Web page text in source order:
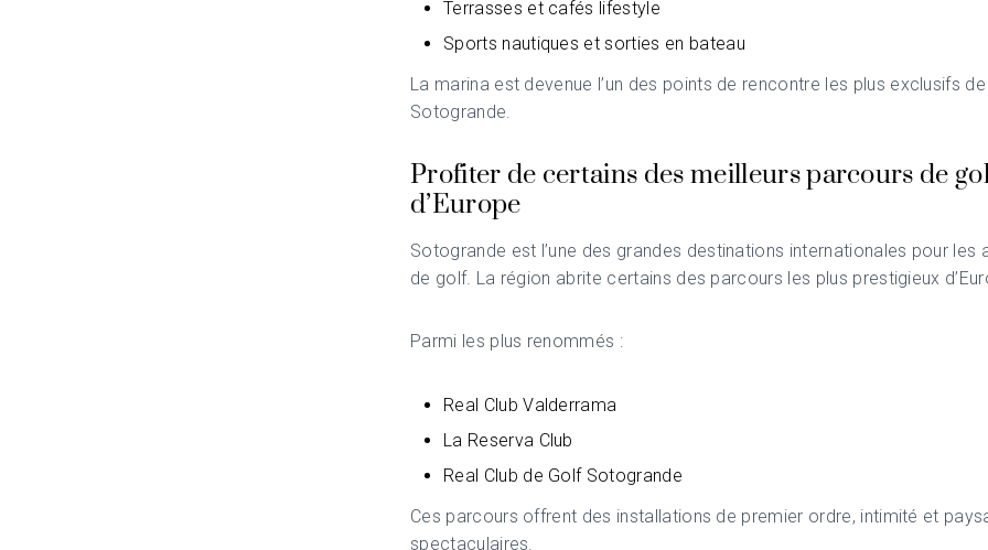
Terrasses et cafés lifestyle
Sports nautiques et sorties en bateau
La marina est devenue l’un des points de rencontre les plus exclusifs de
Sotogrande.
Profiter de certains des meilleurs parcours de
d’Europe
Sotogrande est l’une des grandes destinations internationales pour les
de golf. La région abrite certains des parcours les plus prestigieux
Parmi les plus renommés :
Real Club Valderrama
La Reserva Club
Real Club de Golf Sotogrande
Ces parcours offrent des installations de premier ordre, intimité et
spectaculaires.